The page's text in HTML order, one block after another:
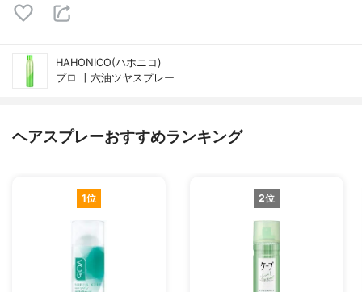
HAHONICO(ハホニコ)
プロ 十六油ツヤスプレー
ヘアスプレーおすすめランキング
1位 2位